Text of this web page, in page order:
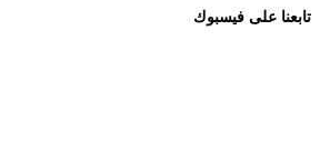
تابعنا على فيسبوك